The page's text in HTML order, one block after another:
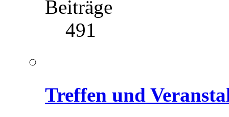
Beiträge
491
Treffen und